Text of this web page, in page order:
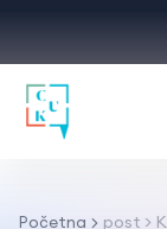
Početna post >